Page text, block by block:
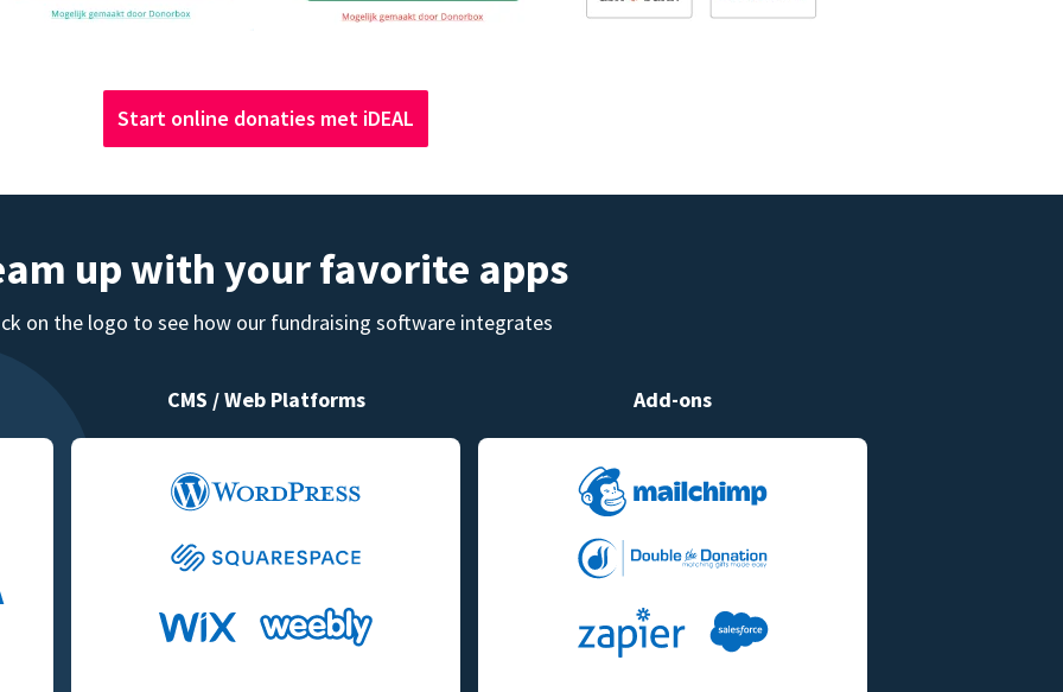
Start online donaties met iDEAL
up with your favorite apps
on the logo to see how our fundraising software integrates
CMS / Web Platforms Add-ons